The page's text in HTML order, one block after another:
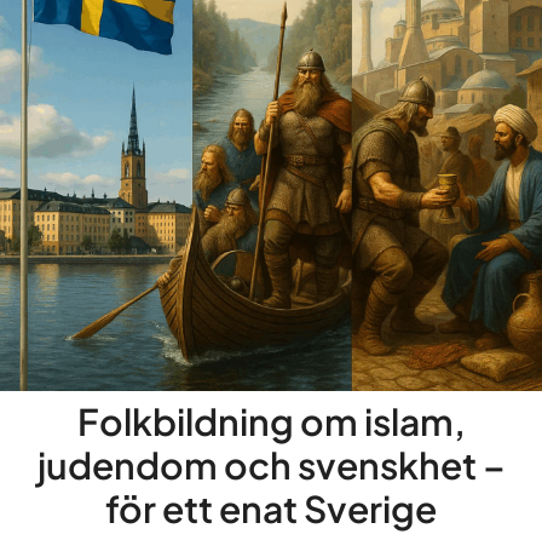
Folkbildning om islam,
judendom och svenskhet –
för ett enat Sverige